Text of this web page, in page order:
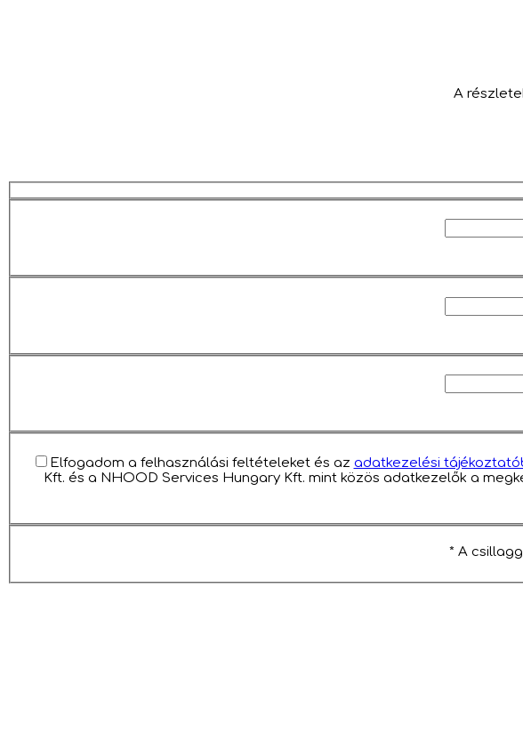
A
Elfogadom a felhasználási feltételeket és az adatkezelési
Kft. és a NHOOD Services Hungary Kft. mint közös adatkezelők a
* A